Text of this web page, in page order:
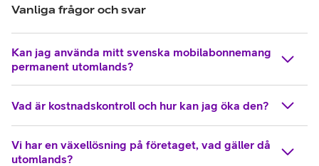
Vanliga frågor och svar
Kan jag använda mitt svenska mobilabonnemang
permanent utomlands?
Vad är kostnadskontroll och hur kan jag öka den?
Vi har en växellösning på företaget, vad gäller då
utomlands?